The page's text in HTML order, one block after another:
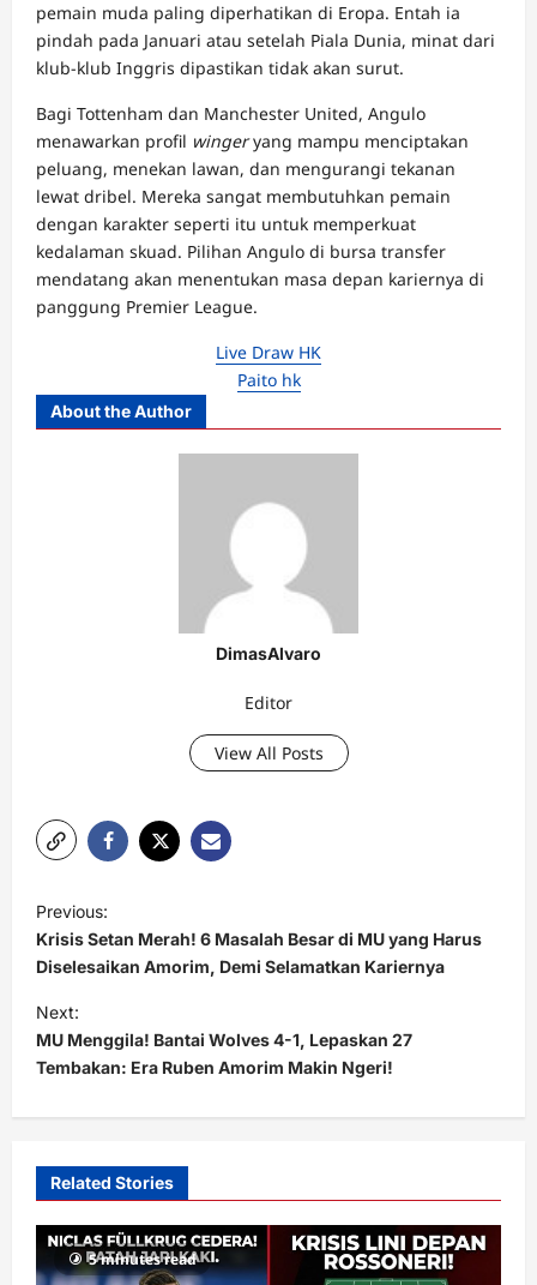
pemain muda paling diperhatikan di Eropa. Entah ia
pindah pada Januari atau setelah Piala Dunia, minat dari
klub-klub Inggris dipastikan tidak akan surut.
Bagi Tottenham dan Manchester United, Angulo
menawarkan profil wingeryang mampu menciptakan
peluang, menekan lawan, dan mengurangi tekanan
lewat dribel. Mereka sangat membutuhkan pemain
dengan karakter seperti itu untuk memperkuat
kedalaman skuad. Pilihan Angulo di bursa transfer
mendatang akan menentukan masa depan kariernya di
panggung Premier League.
Live Draw HK
Paito hk
About the Author
DimasAlvaro
Editor
View All Posts
o
s
t
n
a
v
g
a
t
Previous:
Krisis Setan Merah! 6 Masalah Besar di MU yang Harus
Diselesaikan Amorim, Demi Selamatkan Kariernya
Next:
MU Menggila! Bantai Wolves 4-1, Lepaskan 27
Tembakan: Era Ruben Amorim Makin Ngeri!
Related Stories
5 minutes read